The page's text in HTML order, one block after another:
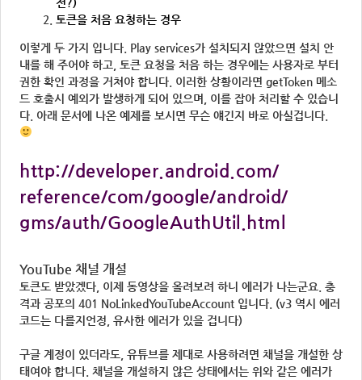
토큰을 처음 요청하는 경우
이렇게 두 가지 입니다. Play services가 설치되지 않았으면 설치 안
내를 해 주어야 하고, 토큰 요청을 처음 하는 경우에는 사용자로 부터
권한 확인 과정을 거쳐야 합니다. 이러한 상황이라면 getToken 메소
드 호출시 예외가 발생하게 되어 있으며, 이를 잡아 처리할 수 있습니
다. 아래 문서에 나온 예제를 보시면 무슨 얘긴지 바로 아실겁니다.
http://developer.android.com/
reference/com/google/android/
gms/auth/GoogleAuthUtil.html
YouTube 채널 개설
토큰도 받았겠다, 이제 동영상을 올려보려 하니 에러가 나는군요. 충
격과 공포의 401 NoLinkedYouTubeAccount 입니다. (v3 역시 에러
코드는 다를지언정, 유사한 에러가 있을 겁니다)
구글 계정이 있더라도, 유튜브를 제대로 사용하려면 채널을 개설한 상
태여야 합니다. 채널을 개설하지 않은 상태에서는 위와 같은 에러가